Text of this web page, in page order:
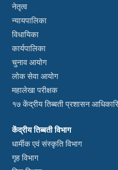
नेतृत्व
न्यायपालिका
विधायिका
कार्यपालिका
चुनाव आयोग
लोक सेवा आयोग
महालेखा परीक्षक
१७ केंद्रीय तिब्बती प्रशासन
केंद्रीय तिब्बती विभाग
धार्मीक एवं संस्कृति विभाग
गृह विभाग